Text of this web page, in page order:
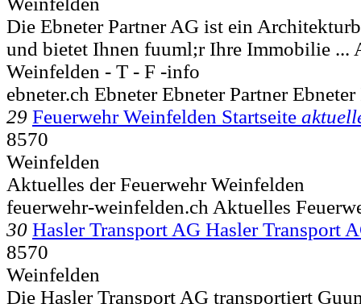
Die Ebneter Partner AG ist ein
und bietet Ihnen fuuml;r Ihre Immobilie ...
Weinfelden - T - F -info
ebneter.ch Ebneter Ebneter Partner
29 Feuerwehr Weinfelden Startseite
8570
Weinfelden
Aktuelles der Feuerwehr Weinfelden
feuerwehr-weinfelden.ch Aktuelles
30 Hasler Transport AG Hasler Transport
8570
Weinfelden
Die Hasler Transport AG transportiert